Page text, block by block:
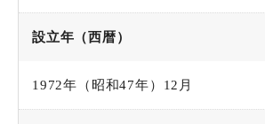
設立年（西暦）
1972年（昭和47年）12月